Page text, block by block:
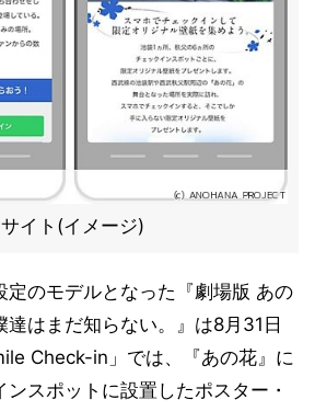
イト(イメージ)
定のモデルとなった『劇場版 あの
達はまだ知らない。』は8月31日
Check-in」では、『あの花』に
スポットに設置したポスター・